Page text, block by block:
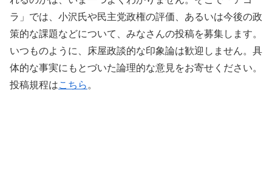
ラ」では、小沢氏や民主党政権の評価、あるいは今後の政
策的な課題などについて、みなさんの投稿を募集します。
いつものように、床屋政談的な印象論は歓迎しません。具
体的な事実にもとづいた論理的な意見をお寄せください。
投稿規程はこちら 。